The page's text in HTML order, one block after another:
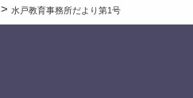
>水戸教育事務所だより第1号